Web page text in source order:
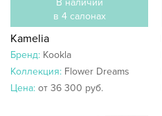
В наличии
в 4 салонах
Kamelia
Бренд: Kookla
Коллекция: Flower Dreams
Цена: от 36 300 руб.